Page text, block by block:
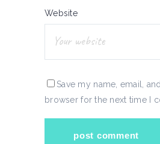
Website
Save my name, email,
browser for the next time I